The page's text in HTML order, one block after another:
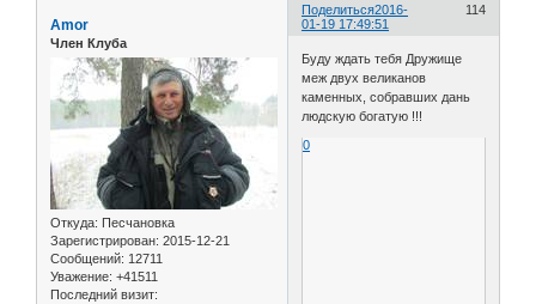
Поделиться 114
2016-
01-19 17:49:51
Amor
Член Клуба
Откуда: Песчановка
Зарегистрирован: 2015-12-21
Сообщений: 12711
Уважение: +41511
Последний визит:
Буду ждать тебя Дружище
меж двух великанов
каменных, собравших дань
людскую богатую !!!
0